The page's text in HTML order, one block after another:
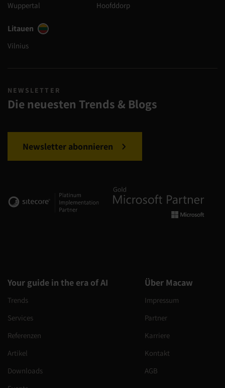
Wuppertal Hoofddorp
Litauen
Vilnius
NEWSLETTER
Die neuesten Trends & Blogs
Newsletter abonnieren
Your guide in the era of AI
Trends
Services
Referenzen
Artikel
Downloads
Über Macaw
Impressum
Partner
Karriere
Kontakt
AGB